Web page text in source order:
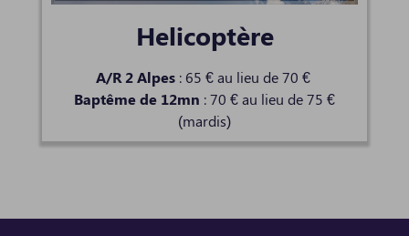
Helicoptère
A/R 2 Alpes: 65 € au lieu de 70 €
Baptême de 12mn : 70 € au lieu de 75 €
(mardis)